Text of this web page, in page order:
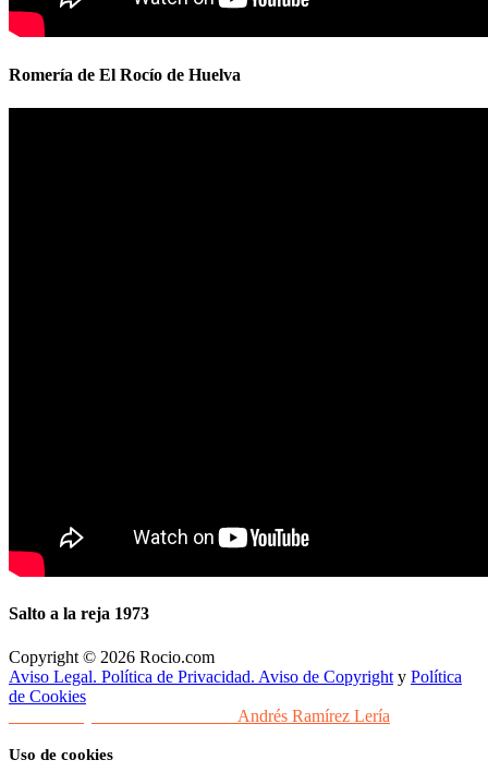
Romería de El Rocío de Huelva
Salto a la reja 1973
Copyright © 2026 Rocio.com
Aviso Legal. Política de Privacidad. Aviso de Copyright y Política
de Cookies
Andrés Ramírez Lería
Uso de cookies